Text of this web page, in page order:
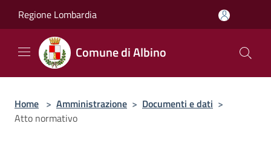
Regione Lombardia
Comune di Albino
Home > Amministrazione > Documenti e dati >
Atto normativo